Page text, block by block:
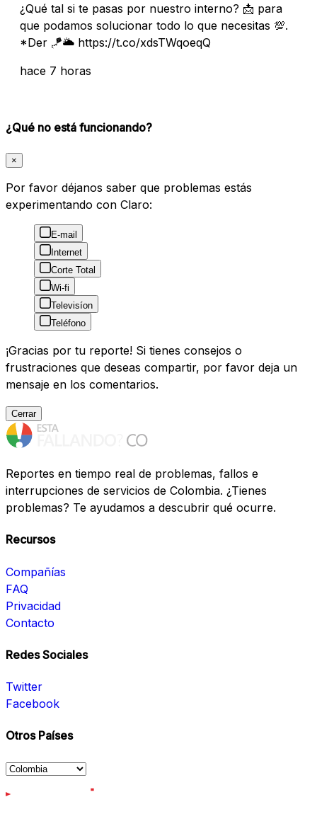
¿Qué tal si te pasas por nuestro interno? 📩 para
que podamos solucionar todo lo que necesitas 💯.
*Der 🪁🌥️ https://t.co/xdsTWqoeqQ
hace 7 horas
¿Qué no está funcionando?
×
Por favor déjanos saber que problemas estás
experimentando con Claro:
E-mail
Internet
Corte Total
Wi-fi
Televisíon
Teléfono
¡Gracias por tu reporte! Si tienes consejos o
frustraciones que deseas compartir, por favor deja un
mensaje en los comentarios.
Cerrar
Reportes en tiempo real de problemas, fallos e
interrupciones de servicios de Colombia. ¿Tienes
problemas? Te ayudamos a descubrir qué ocurre.
Recursos
Compañías
FAQ
Privacidad
Contacto
Redes Sociales
Twitter
Facebook
Otros Países